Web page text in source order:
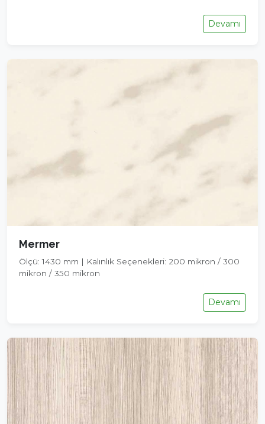
Devamı
Mermer
Ölçü: 1430 mm | Kalınlık Seçenekleri: 200 mikron / 300
mikron / 350 mikron
Devamı